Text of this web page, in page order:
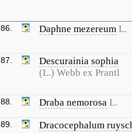
86. Daphne mezereum L.
87.
Descurainia sophia
(L.) Webb ex Prantl
88. Draba nemorosa L.
89. Dracocephalum